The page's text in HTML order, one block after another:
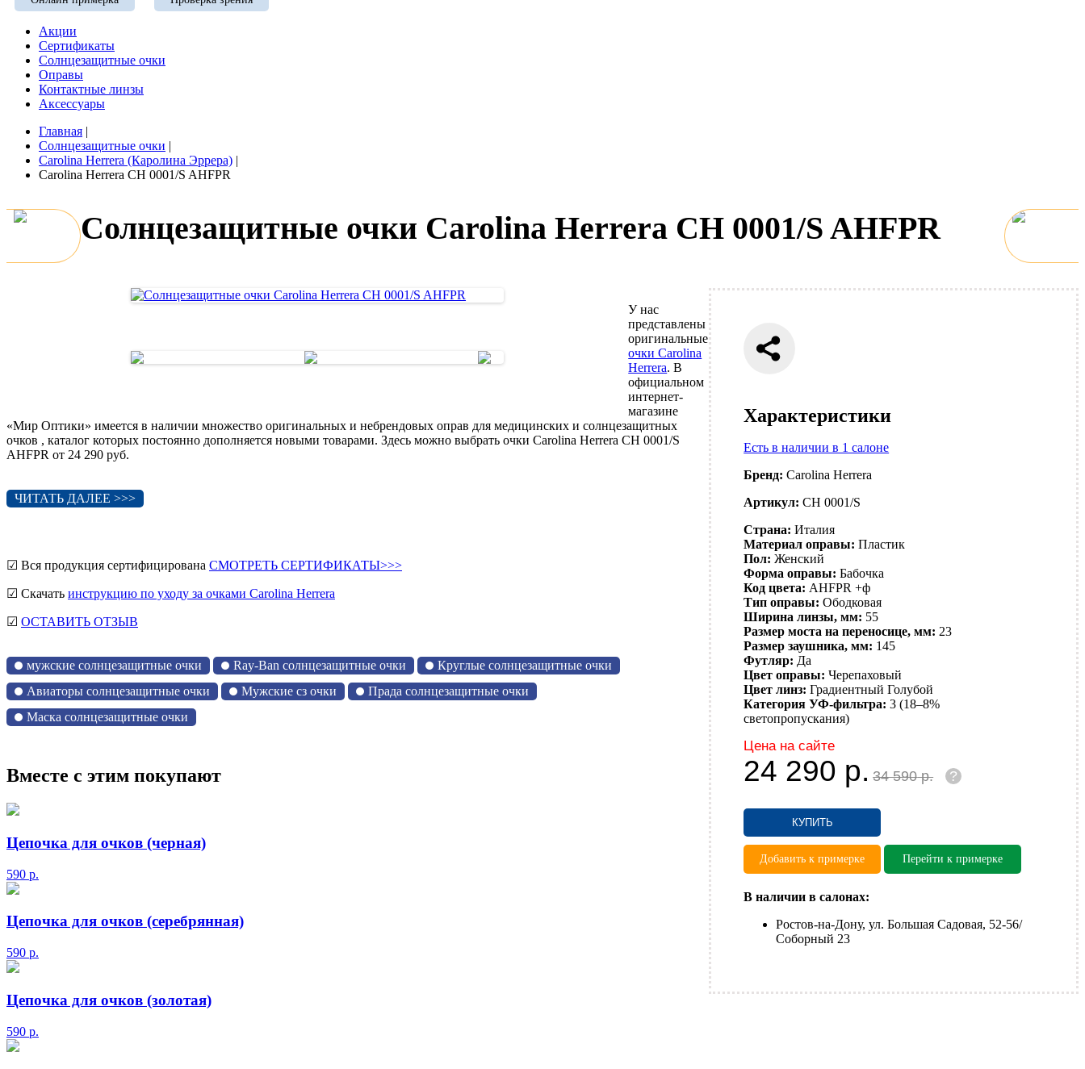
Акции
Сертификаты
Солнцезащитные очки
Оправы
Контактные линзы
Аксессуары
Главная |
Солнцезащитные очки |
Carolina Herrera (Каролина Эррера) |
Carolina Herrera CH 0001/S AHFPR
Солнцезащитные очки Carolina Herrera CH 0001/S AHFPR
Характеристики
Есть в наличии в 1 салоне
Бренд:Carolina Herrera
Артикул: CH 0001/S
Страна: Италия
Материал оправы: Пластик
Пол: Женский
Форма оправы: Бабочка
Код цвета: AHFPR +ф
Тип оправы: Ободковая
Ширина линзы, мм: 55
Размер моста на переносице, мм: 23
Размер заушника, мм: 145
Футляр: Да
Цвет оправы: Черепаховый
Цвет линз: Градиентный Голубой
Категория УФ-фильтра: 3 (18–8%
светопропускания)
Цена на сайте
24 290 р. 34 590р. ?
КУПИТЬ
Добавить к примерке Перейти к примерке
В наличии в салонах:
Ростов-на-Дону, ул. Большая Садовая, 52-56/
Соборный 23
У нас
представлены
оригинальные
очки Carolina
Herrera. В
официальном
интернет-
магазине
«Мир Оптики» имеется в наличии множество оригинальных и небрендовых оправ для медицинских и солнцезащитных
очков , каталог которых постоянно дополняется новыми товарами. Здесь можно выбрать очки Carolina Herrera CH 0001/S
AHFPR от 24 290 руб.
ЧИТАТЬ ДАЛЕЕ >>>
☑ Вся продукция сертифицирована СМОТРЕТЬ СЕРТИФИКАТЫ>>>
☑ Скачать инструкцию по уходу за очками Carolina Herrera
☑ ОСТАВИТЬ ОТЗЫВ
мужские солнцезащитные очки Ray-Ban солнцезащитные очки
Круглые солнцезащитные очки
Авиаторы солнцезащитные очки
Мужские сз очки
Прада солнцезащитные очки
Маска солнцезащитные очки
Вместе с этим покупают
Цепочка для очков (черная)
590 р.
Цепочка для очков (серебрянная)
590 р.
Цепочка для очков (золотая)
590 р.